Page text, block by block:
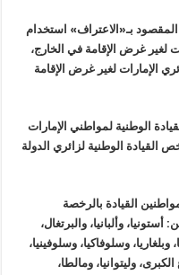
بـ«الاعتراف» استخدام
لغير غرض الإقامة في الخارج،
الإمارات لغير غرض الإقامة
الوطنية لمواطني الإمارات
القيادة الوطنية لزائري الدولة
القيادة بالرخصة
أستونيا، وألبانيا، والبرتغال،
وسلوفاكيا، وسلوفينيا،
وليتوانيا، ومالطا،